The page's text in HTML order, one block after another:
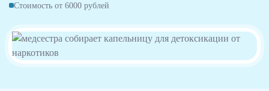
Стоимость от 6000 рублей